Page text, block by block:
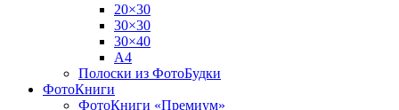
20×30
30×30
30×40
A4
Полоски из ФотоБудки
ФотоКниги
ФотоКниги «Премиум»